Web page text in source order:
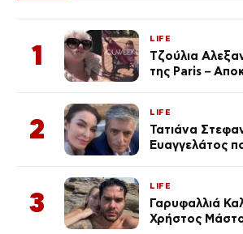
1
LIFE
Τζούλια
της Paris –
2
LIFE
Τατιάνα
Ευαγγελάτος
3
LIFE
Γαρυφαλλιά
Χρήστος